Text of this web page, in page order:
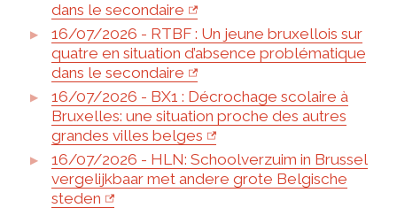
dans le secondaire
16/07/2026 - RTBF : Un jeune bruxellois sur
quatre en situation d’absence problématique
dans le secondaire
16/07/2026 - BX1 : Décrochage scolaire à
Bruxelles: une situation proche des autres
grandes villes belges
16/07/2026 - HLN: Schoolverzuim in Brussel
vergelijkbaar met andere grote Belgische
steden